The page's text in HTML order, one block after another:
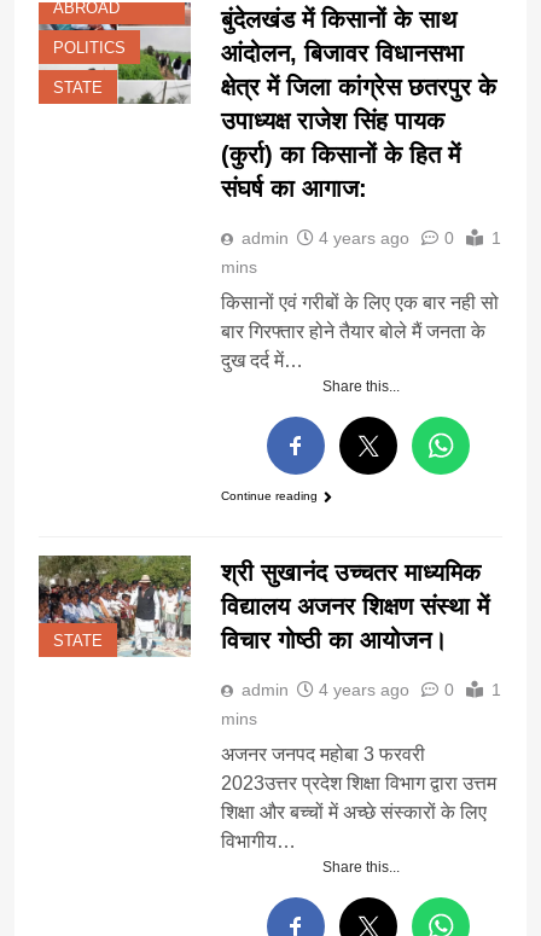
ABROAD
POLITICS
STATE
बुंदेलखंड में किसानों के साथ
आंदोलन, बिजावर विधानसभा
क्षेत्र में जिला कांग्रेस छतरपुर के
उपाध्यक्ष राजेश सिंह पायक
(कुर्रा) का किसानों के हित में
संघर्ष का आगाज:
admin 4 years ago 0
1
mins
किसानों एवं गरीबों के लिए एक बार नही सो
बार गिरफ्तार होने तैयार बोले मैं जनता के
दुख दर्द में…
Share this...
Continue reading
STATE
श्री सुखानंद उच्चतर माध्यमिक
विद्यालय अजनर शिक्षण संस्था में
विचार गोष्ठी का आयोजन।
admin 4 years ago 0
1
mins
अजनर जनपद महोबा 3 फरवरी
2023उत्तर प्रदेश शिक्षा विभाग द्वारा उत्तम
शिक्षा और बच्चों में अच्छे संस्कारों के लिए
विभागीय…
Share this...